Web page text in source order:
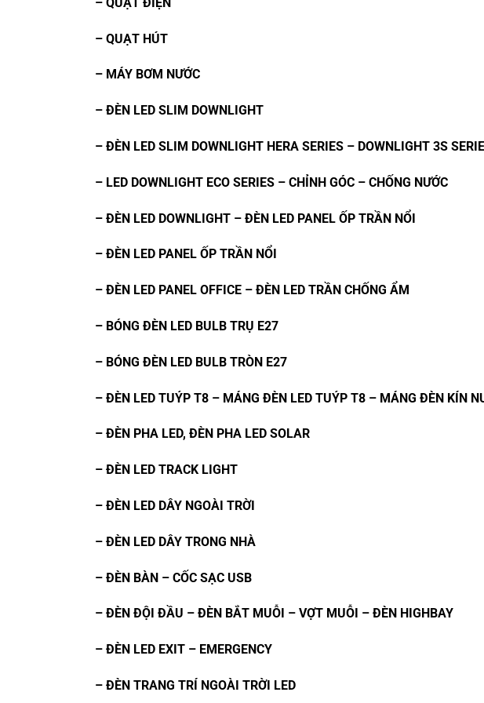
– QUẠT HÚT
– MÁY BƠM NƯỚC
– ĐÈN LED SLIM DOWNLIGHT
– ĐÈN LED SLIM DOWNLIGHT HERA SERIES – DOWNLIGHT 3S
– LED DOWNLIGHT ECO SERIES – CHỈNH GÓC – CHỐNG NƯỚC
– ĐÈN LED DOWNLIGHT – ĐÈN LED PANEL ỐP TRẦN NỔI
– ĐÈN LED PANEL ỐP TRẦN NỔI
– ĐÈN LED PANEL OFFICE – ĐÈN LED TRẦN CHỐNG ẨM
– BÓNG ĐÈN LED BULB TRỤ E27
– BÓNG ĐÈN LED BULB TRÒN E27
– ĐÈN LED TUÝP T8 – MÁNG ĐÈN LED TUÝP T8 – MÁNG ĐÈN KÍN
– ĐÈN PHA LED, ĐÈN PHA LED SOLAR
– ĐÈN LED TRACK LIGHT
–ĐÈN LED DÂY NGOÀI TRỜI
– ĐÈN LED DÂY TRONG NHÀ
– ĐÈN BÀN – CỐC SẠC USB
– ĐÈN ĐỘI ĐẦU – ĐÈN BẮT MUỖI – VỢT MUỖI – ĐÈN HIGHBAY
– ĐÈN LED EXIT – EMERGENCY
– ĐÈN TRANG TRÍ NGOÀI TRỜI LED